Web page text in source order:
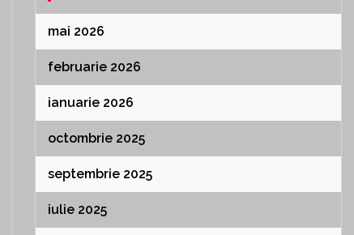
mai 2026
februarie 2026
ianuarie 2026
octombrie 2025
septembrie 2025
iulie 2025